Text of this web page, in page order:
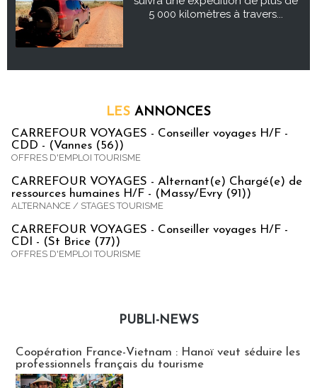
5 000 kilomètres à travers...
LES ANNONCES
CARREFOUR VOYAGES - Conseiller voyages H/F -
CDD - (Vannes (56))
OFFRES D'EMPLOI TOURISME
CARREFOUR VOYAGES - Alternant(e) Chargé(e) de
ressources humaines H/F - (Massy/Evry (91))
ALTERNANCE / STAGES TOURISME
CARREFOUR VOYAGES - Conseiller voyages H/F -
CDI - (St Brice (77))
OFFRES D'EMPLOI TOURISME
PUBLI-NEWS
Coopération France-Vietnam : Hanoï veut séduire les
professionnels français du tourisme